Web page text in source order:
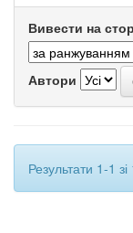
Вивести на
Автори
Результати 1-1 зі